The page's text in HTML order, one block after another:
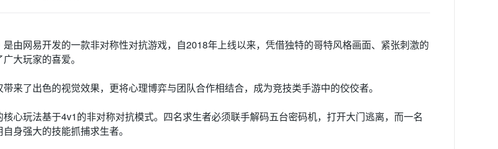
是由网易开发的一款非对称性对抗游戏，自2018年上线以来，凭借独特的哥特风格画面、紧张刺激的
大玩家的喜爱。
来了出色的视觉效果，更将心理博弈与团队合作相结合，成为竞技类手游中的佼佼者。
心玩法基于4v1的非对称对抗模式。四名求生者必须联手解码五台密码机，打开大门逃离，而一名
身强大的技能抓捕求生者。